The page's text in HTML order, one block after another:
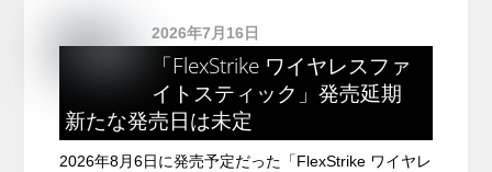
2026年7月16日
「FlexStrike ワイヤレスファ
イトスティック」発売延期
新たな発売日は未定
2026年8月6日に発売予定だった「FlexStrike ワイヤレ